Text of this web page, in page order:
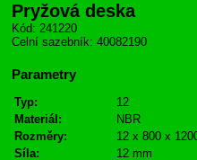
Pryžová deska
Kód: 241220
Celní sazebník: 40082190
Parametry
Typ:
12
Materiál:
NBR
Rozměry:
12 x 800 x
Síla:
12 mm